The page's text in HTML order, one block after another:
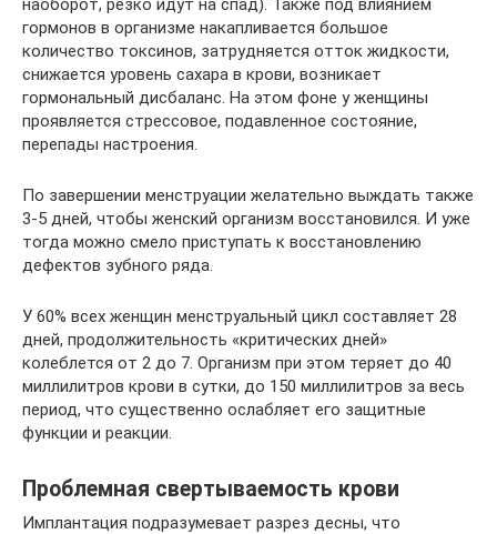
гормонов в организме накапливается большое
количество токсинов, затрудняется отток жидкости,
снижается уровень сахара в крови, возникает
гормональный дисбаланс. На этом фоне у женщины
проявляется стрессовое, подавленное состояние,
перепады настроения.
По завершении менструации желательно выждать также
3-5 дней, чтобы женский организм восстановился. И уже
тогда можно смело приступать к восстановлению
дефектов зубного ряда.
У 60% всех женщин менструальный цикл составляет 28
дней, продолжительность «критических дней»
колеблется от 2 до 7. Организм при этом теряет до 40
миллилитров крови в сутки, до 150 миллилитров за весь
период, что существенно ослабляет его защитные
функции и реакции.
Проблемная свертываемость крови
Имплантация подразумевает разрез десны, что